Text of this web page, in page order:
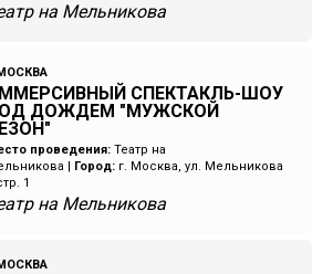
на Мельникова
СПЕКТАКЛЬ-ШОУ
ДОЖДЕМ "МУЖСКОЙ
проведения: Театр на
Город: г. Москва, ул. Мельникова
1
на Мельникова